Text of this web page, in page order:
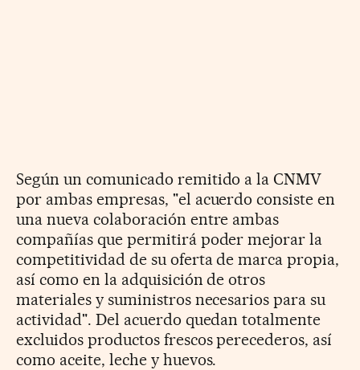
Según un comunicado remitido a la CNMV
por ambas empresas, "el acuerdo consiste en
una nueva colaboración entre ambas
compañías que permitirá poder mejorar la
competitividad de su oferta de marca propia,
así como en la adquisición de otros
materiales y suministros necesarios para su
actividad". Del acuerdo quedan totalmente
excluidos productos frescos perecederos, así
como aceite, leche y huevos.